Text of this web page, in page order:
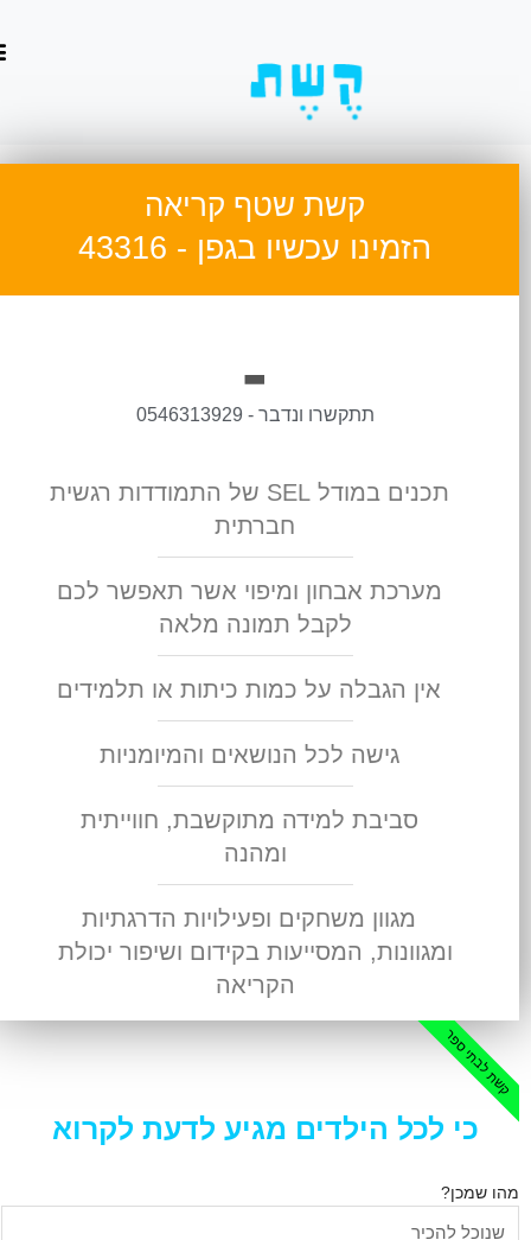
קשת שטף קריאה
הזמינו עכשיו בגפן - 43316
-תתקשרו ונדבר - 0546313929
תכנים במודל SEL של התמודדות רגשית
חברתית
מערכת אבחון ומיפוי אשר תאפשר לכם
לקבל תמונה מלאה
אין הגבלה על כמות כיתות או תלמידים
גישה לכל הנושאים והמיומניות
סביבת למידה מתוקשבת, חווייתית
ומהנה
מגוון משחקים ופעילויות הדרגתיות
ומגוונות, המסייעות בקידום ושיפור יכולת
הקריאה
קשת לבתי ספר
כי לכל הילדים מגיע לדעת לקרוא
שמכן?